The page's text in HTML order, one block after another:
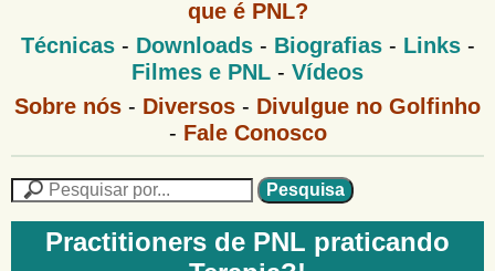
principal
f
i
n
h
u
que é PNL?
M
e
P
Técnicas- Downloads- Biografias- Links-
Filmes e PNL - Vídeos
G
n
Sobre nós - Diversos - Divulgue no Golfinho
- Fale Conosco
F
e
Practitioners de PNL praticando